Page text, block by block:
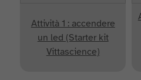
Attività 1 : accendere
un led (Starter kit
Vittascience)